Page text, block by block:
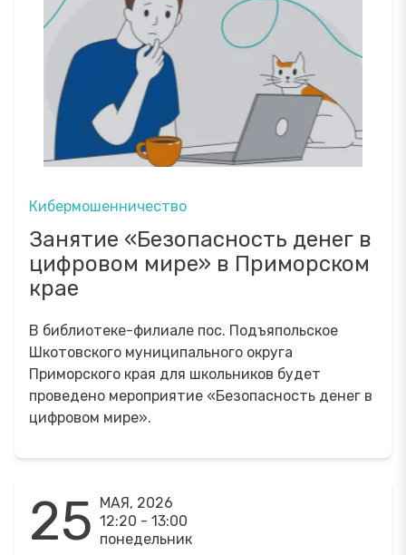
Кибермошенничество
Занятие «Безопасность денег в
цифровом мире» в Приморском
крае
В библиотеке-филиале пос. Подъяпольское
Шкотовского муниципального округа
Приморского края для школьников будет
проведено мероприятие «Безопасность денег в
цифровом мире».
25
МАЯ, 2026
12:20 - 13:00
понедельник